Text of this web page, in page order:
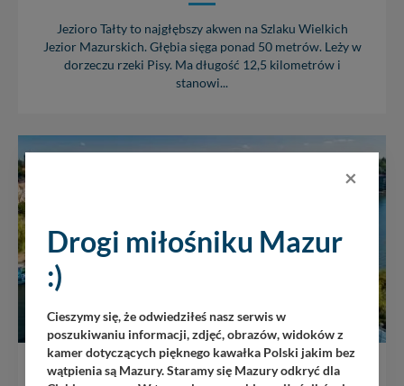
Jezioro Tałty to najgłębszy akwen na Szlaku Wielkich
Jezior Mazurskich. Głębia sięga ponad 50 metrów. Leży w
dorzeczu rzeki Pisy. Ma długość 12,5 kilometrów i
stanowi...
Mikołajki
×
Drogi miłośniku Mazur
:)
Cieszymy się, że odwiedziłeś nasz serwis w
poszukiwaniu informacji, zdjęć, obrazów, widoków z
kamer dotyczących pięknego kawałka Polski jakim bez
wątpienia są Mazury. Staramy się Mazury odkryć dla